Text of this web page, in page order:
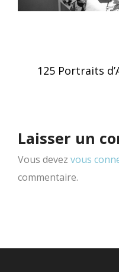
Post
125 Portraits
Laisser un
Vous devez vous
commentaire.